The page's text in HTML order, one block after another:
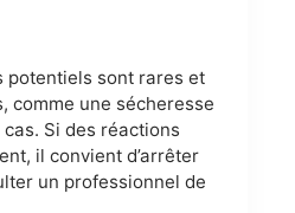
potentiels sont rares et
comme une sécheresse
Si des réactions
il convient d’arrêter
un professionnel de